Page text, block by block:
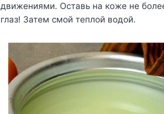
движениями. Оставь на коже не
глаз! Затем смой теплой водой.